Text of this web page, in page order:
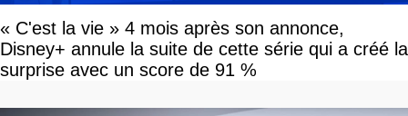
« C'est la vie » 4 mois après son annonce,
Disney+ annule la suite de cette série qui a créé la
surprise avec un score de 91 %